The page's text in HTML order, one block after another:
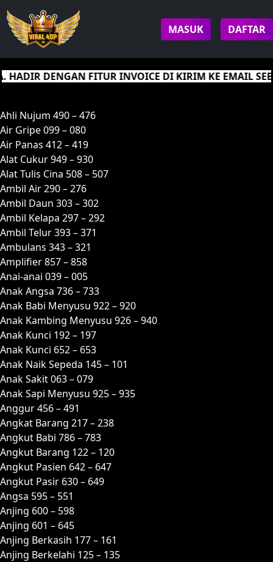
MASUK DAFTAR
FITUR INVOICE DI KIRIM KE EMAIL SEBAGAI
Ahli Nujum 490 – 476
Air Gripe 099 – 080
Air Panas 412 – 419
Alat Cukur 949 – 930
Alat Tulis Cina 508 – 507
Ambil Air 290 – 276
Ambil Daun 303 – 302
Ambil Kelapa 297 – 292
Ambil Telur 393 – 371
Ambulans 343 – 321
Amplifier 857 – 858
Anai-anai 039 – 005
Anak Angsa 736 – 733
Anak Babi Menyusu 922 – 920
Anak Kambing Menyusu 926 – 940
Anak Kunci 192 – 197
Anak Kunci 652 – 653
Anak Naik Sepeda 145 – 101
Anak Sakit 063 – 079
Anak Sapi Menyusu 925 – 935
Anggur 456 – 491
Angkat Barang 217 – 238
Angkut Babi 786 – 783
Angkut Barang 122 – 120
Angkut Pasien 642 – 647
Angkut Pasir 630 – 649
Angsa 595 – 551
Anjing 600 – 598
Anjing 601 – 645
Anjing Berkasih 177 – 161
Anjing Berkelahi 125 – 135